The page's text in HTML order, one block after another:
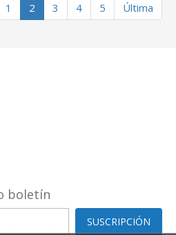
1 2 3 4 5 Última
boletín
SUSCRIPCIÓN